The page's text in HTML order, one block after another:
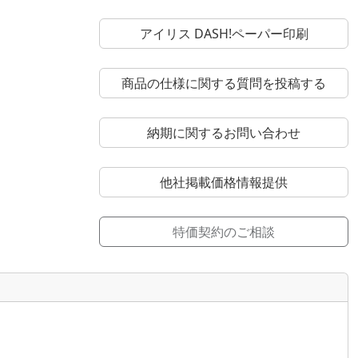
アイリス DASH!ペーパー印刷
商品の仕様に関する質問を投稿する
納期に関するお問い合わせ
他社掲載価格情報提供
特価契約のご相談